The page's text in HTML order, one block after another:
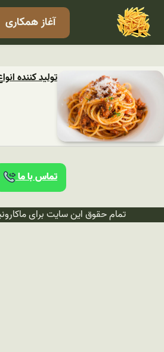
آغاز همکاری
تولید کننده
تماس با ما
تمام حقوق این سایت برای